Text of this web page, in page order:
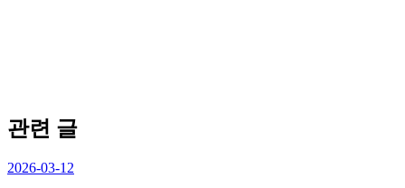
관련 글
2026-03-12